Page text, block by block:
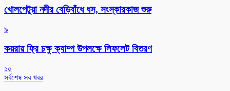
খোলপেটুয়া নদীর বেড়িবাঁধে ধস, সংস্কারকাজ শুরু
৯
কয়রায় ফ্রি চক্ষু ক্যাম্প উপলক্ষে লিফলেট বিতরণ
১০
সর্বশেষ সব খবর